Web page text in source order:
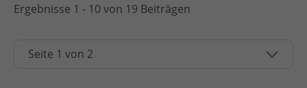
Ergebnisse 1 - 10 von 19 Beiträgen